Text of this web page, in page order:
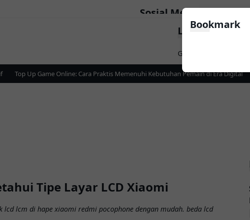
Sosial Media
LinkList Nav
Game
Top Up Game Online: Cara Praktis Memenuhi Kebutuhan Pemain di Era Digital
Tipe Layar LCD Xiaomi
lcm di hape xiaomi redmi pocophone dengan mudah. beda lcd
Bookmark